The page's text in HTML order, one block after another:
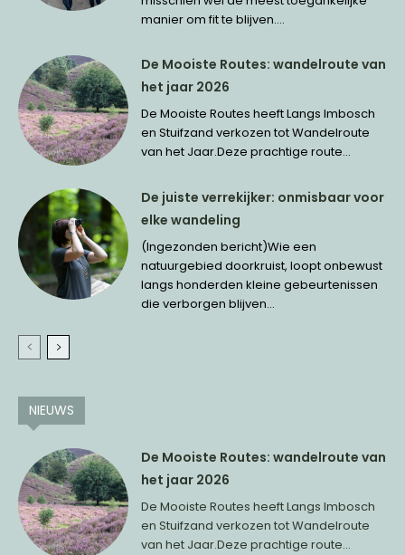
manier om fit te blijven....
De Mooiste Routes: wandelroute van
het jaar 2026
De Mooiste Routes heeft Langs Imbosch
en Stuifzand verkozen tot Wandelroute
van het Jaar.Deze prachtige route...
De juiste verrekijker: onmisbaar voor
elke wandeling
(Ingezonden bericht)Wie een
natuurgebied doorkruist, loopt onbewust
langs honderden kleine gebeurtenissen
die verborgen blijven...
NIEUWS
De Mooiste Routes: wandelroute van
het jaar 2026
De Mooiste Routes heeft Langs Imbosch
en Stuifzand verkozen tot Wandelroute
van het Jaar.Deze prachtige route...